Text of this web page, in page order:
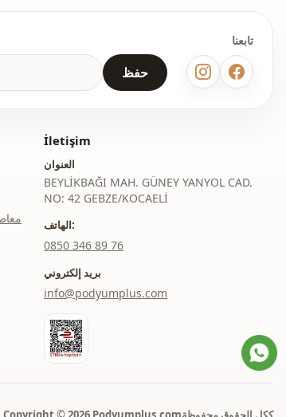
حفظ
تابعنا
İletişim
العنوان
BEYLİKBAĞI MAH. GÜNEY YANYOL CAD.
NO: 42 GEBZE/KOCAELİ
الهاتف:
‎0850 346 89 76
بريد إلكتروني
info@podyumplus.com